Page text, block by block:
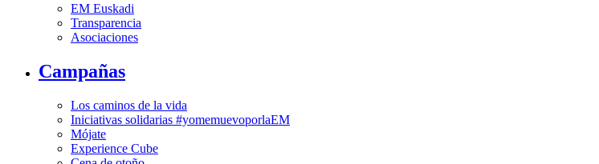
EM Euskadi
Transparencia
Asociaciones
Campañas
Los caminos de la vida
Iniciativas solidarias #yomemuevoporlaEM
Mójate
Experience Cube